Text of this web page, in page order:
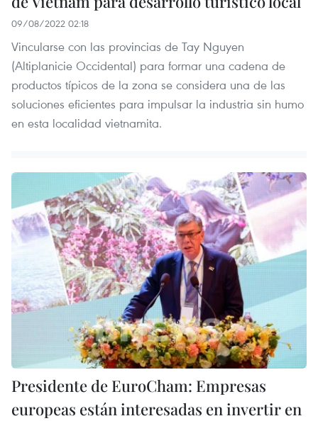
09/08/2022 02:18
Vincularse con las provincias de Tay Nguyen
(Altiplanicie Occidental) para formar una cadena de
productos típicos de la zona se considera una de las
soluciones eficientes para impulsar la industria sin humo
en esta localidad vietnamita.
Presidente de EuroCham: Empresas
europeas están interesadas en invertir en